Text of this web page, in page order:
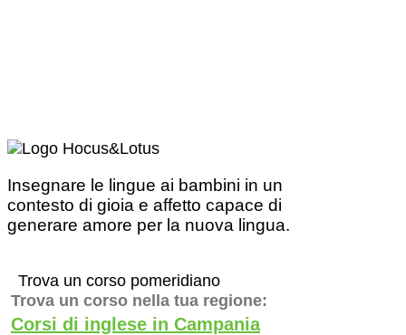
Insegnare le lingue ai bambini in un
contesto di gioia e affetto capace di
generare amore per la nuova lingua.
Trova un corso pomeridiano
Trova un corso nella tua regione:
Corsi di inglese in Campania